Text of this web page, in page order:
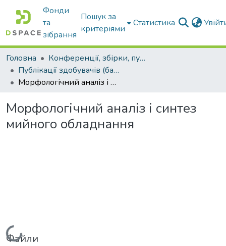
Фонди
та
зібрання
Пошук за
критеріями
Статистика
Головна
Конференції, збірки, публікації молодих вчених і здобувачів : магістрів, бакалаврів, аспірантів.
Публікації здобувачів (бакалаврів. магістрів, аспірантів)
Морфологічний аналіз і синтез мийного обладнання
Морфологічний аналіз і синтез
мийного обладнання
Вантажиться...
Файли